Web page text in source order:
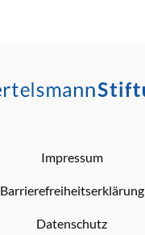
Impressum
Barrierefreiheitserklärung
Datenschutz